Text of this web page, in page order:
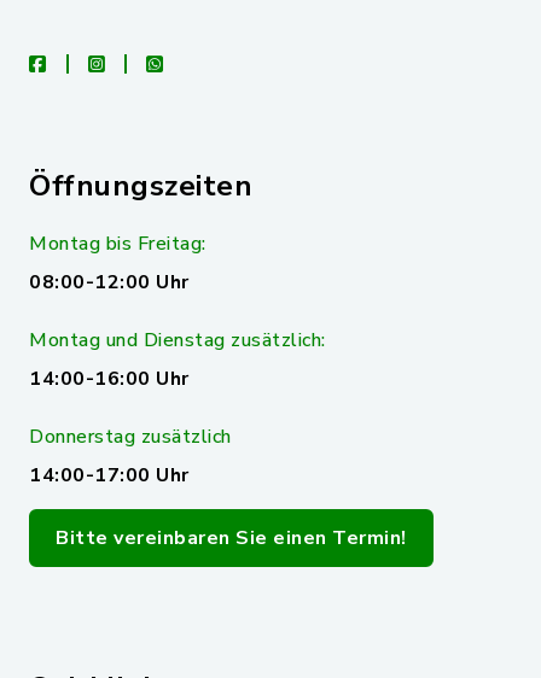
facebookinstagramwhatsapp
Öffnungszeiten
Montag bis Freitag:
08:00-12:00 Uhr
Montag und Dienstag zusätzlich:
14:00-16:00 Uhr
Donnerstag zusätzlich
14:00-17:00 Uhr
Bitte vereinbaren Sie einen Termin!